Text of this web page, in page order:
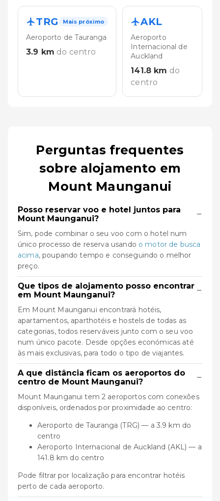
TRG Mais próximo
Aeroporto de Tauranga
3.9 km do centro
AKL
Aeroporto
Internacional de
Auckland
141.8 km do
centro
Perguntas frequentes
sobre alojamento em
Mount Maunganui
Posso reservar voo e hotel juntos para
Mount Maunganui?
−
Sim, pode combinar o seu voo com o hotel num
único processo de reserva usando o motor de busca
acima, poupando tempo e conseguindo o melhor
preço.
Que tipos de alojamento posso encontrar
em Mount Maunganui?
−
Em Mount Maunganui encontrará hotéis,
apartamentos, aparthotéis e hostels de todas as
categorias, todos reserváveis junto com o seu voo
num único pacote. Desde opções económicas até
às mais exclusivas, para todo o tipo de viajantes.
A que distância ficam os aeroportos do
centro de Mount Maunganui?
−
Mount Maunganui tem 2 aeroportos com conexões
disponíveis, ordenados por proximidade ao centro:
Aeroporto de Tauranga (TRG) — a 3.9 km do
centro
Aeroporto Internacional de Auckland (AKL) — a
141.8 km do centro
Pode filtrar por localização para encontrar hotéis
perto de cada aeroporto.